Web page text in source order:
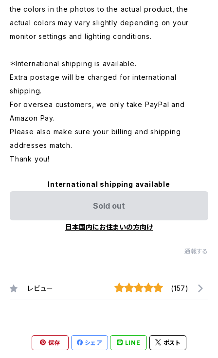
the colors in the photos to the actual product, the
actual colors may vary slightly depending on your
monitor settings and lighting conditions.
＊International shipping is available.
Extra postage will be charged for international
shipping.
For oversea customers, we only take PayPal and
Amazon Pay.
Please also make sure your billing and shipping
addresses match.
Thank you!
International shipping available
Sold out
日本国内にお住まいの方向け
通報する
レビュー (157)
保存 シェア LINE ポスト